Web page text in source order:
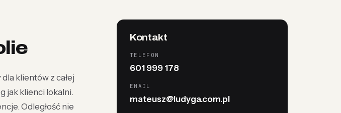
klientów z całej
jak klienci lokalni.
Odległość nie
Kontakt
TELEFON
601 999 178
EMAIL
mateusz@ludyga.com.pl